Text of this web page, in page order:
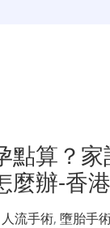
點算？
麼辦-香
人流手術,墮胎手